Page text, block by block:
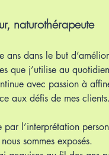
naturothérapeute
dans le but
que j’utilise au
avec passion à
aux défis de mes clients.
l’interprétation
sommes exposés.​